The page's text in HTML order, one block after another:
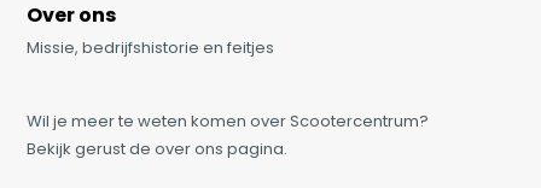
Over ons
Missie, bedrijfshistorie en feitjes
Wil je meer te weten komen over Scootercentrum?
Bekijk gerust de over ons pagina.